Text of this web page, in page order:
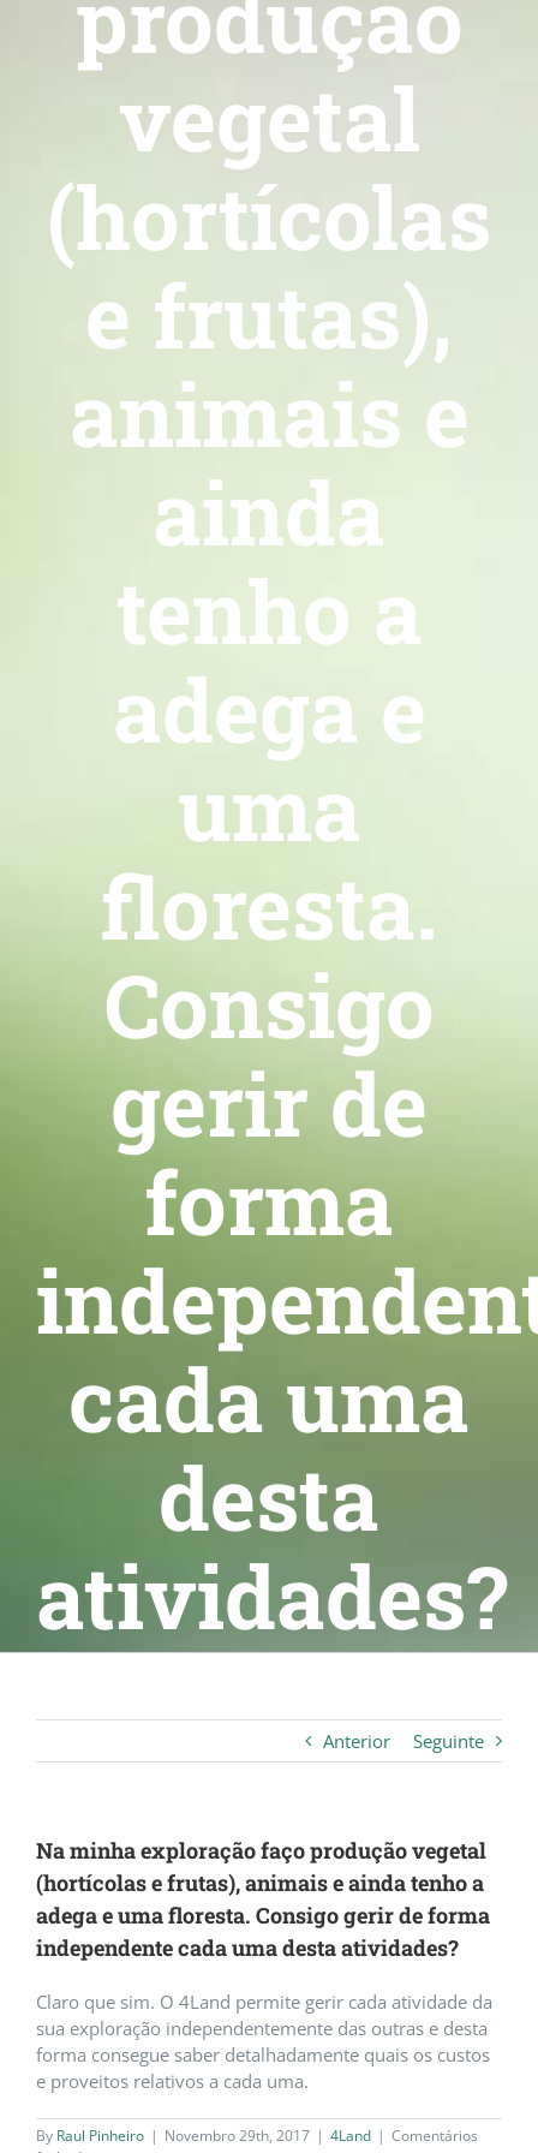
vegetal
(hortícolas
e frutas),
animais e
ainda
tenho a
adega e
uma
floresta.
Consigo
gerir de
forma
cada uma
desta
atividades?
Anterior Seguinte
Na minha exploração faço produção vegetal
(hortícolas e frutas), animais e ainda tenho a
adega e uma floresta. Consigo gerir de forma
independente cada uma desta atividades?
Claro que sim. O 4Land permite gerir cada atividade da
sua exploração independentemente das outras e desta
forma consegue saber detalhadamente quais os custos
e proveitos relativos a cada uma.
By Raul Pinheiro | Novembro 29th, 2017 | 4Land | Comentários